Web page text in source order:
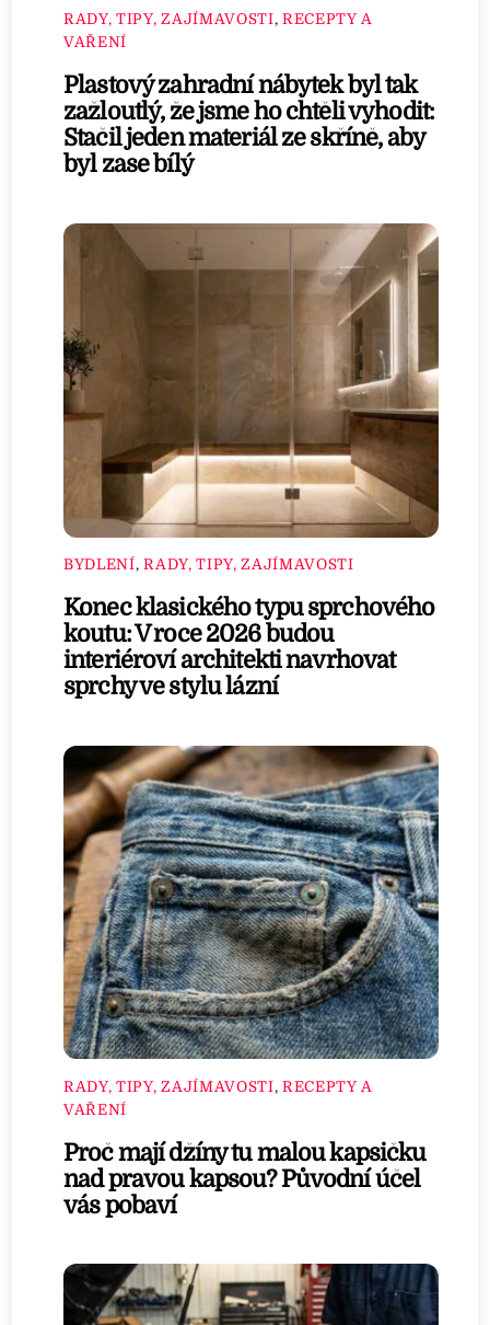
RADY, TIPY, ZAJÍMAVOSTI, RECEPTY A
VAŘENÍ
Plastový zahradní nábytek byl tak
zažloutlý, že jsme ho chtěli vyhodit:
Stačil jeden materiál ze skříně, aby
byl zase bílý
BYDLENÍ,RADY, TIPY, ZAJÍMAVOSTI
Konec klasického typu sprchového
koutu: V roce 2026 budou
interiéroví architekti navrhovat
sprchy ve stylu lázní
RADY, TIPY, ZAJÍMAVOSTI, RECEPTY A
VAŘENÍ
Proč mají džíny tu malou kapsičku
nad pravou kapsou? Původní účel
vás pobaví